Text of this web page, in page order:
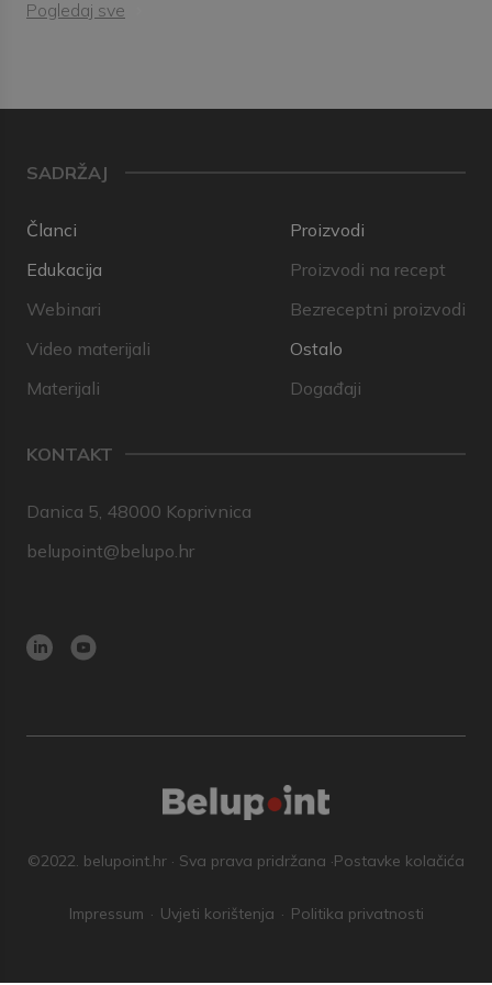
Pogledaj sve
SADRŽAJ
Članci
Edukacija
Webinari
Video materijali
Materijali
Proizvodi
Proizvodi na recept
Bezreceptni proizvodi
Ostalo
Događaji
KONTAKT
Danica 5, 48000 Koprivnica
belupoint@belupo.hr
©2022. belupoint.hr · Sva prava pridržana ·Postavke kolačića
Impressum Uvjeti korištenja Politika privatnosti